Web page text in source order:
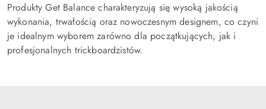
Produkty Get Balance charakteryzują się wysoką jakością
wykonania, trwałością oraz nowoczesnym designem, co czyni
je idealnym wyborem zarówno dla początkujących, jak i
profesjonalnych trickboardzistów.